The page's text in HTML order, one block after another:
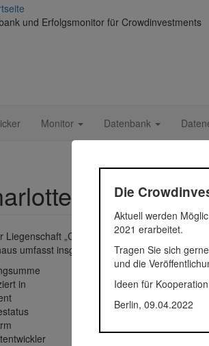
und Erfolgsmonitor für Crowdinvestments
Monitor Datenbank
47
Liegenschaft „Charlottenstraße 47“ handelt
umfasst insgesamt 20 Einheiten mit einer
in
2021
Aktiv
Die
Aktuell werden
2021 erarbeitet.
Tragen Sie sich
und die
Ideen für
Berlin, 09.04.2022